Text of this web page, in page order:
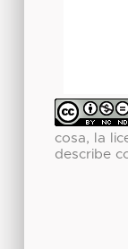
cosa, la
describe